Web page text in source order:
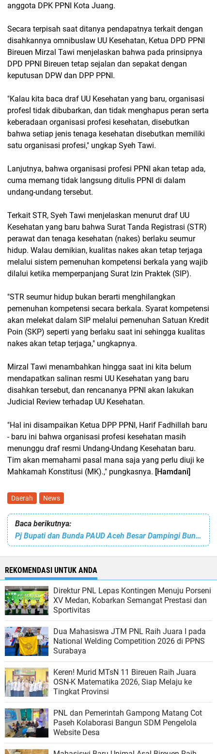
anggota DPK PPNI Kota Juang.
Secara terpisah saat ditanya pendapatnya terkait dengan
disahkannya omnibuslaw UU Kesehatan, Ketua DPD PPNI
Bireuen Mirzal Tawi menjelaskan bahwa pada prinsipnya
DPD PPNI Bireuen tetap sejalan dan sepakat dengan
keputusan DPW dan DPP PPNI.
"Kalau kita baca draf UU Kesehatan yang baru, organisasi
profesI tidak dibubarkan, dan tidak menghapus peran serta
keberadaan organisasi profesi kesehatan, disebutkan
bahwa setiap jenis tenaga kesehatan disebutkan memiliki
satu organisasi profesi," ungkap Syeh Tawi.
Lanjutnya, bahwa organisasi profesi PPNI akan tetap ada,
cuma memang tidak langsung ditulis PPNI di dalam
undang-undang tersebut.
Terkait STR, Syeh Tawi menjelaskan menurut draf UU
Kesehatan yang baru bahwa Surat Tanda Registrasi (STR)
perawat dan tenaga kesehatan (nakes) berlaku seumur
hidup. Walau demikian, kualitas nakes akan tetap terjaga
melalui sistem pemenuhan kompetensi berkala yang wajib
dilalui ketika memperpanjang Surat Izin Praktek (SIP).
"STR seumur hidup bukan berarti menghilangkan
pemenuhan kompetensi secara berkala. Syarat kompetensi
akan melekat dalam SIP melalui pemenuhan Satuan Kredit
Poin (SKP) seperti yang berlaku saat ini sehingga kualitas
nakes akan tetap terjaga," ungkapnya.
Mirzal Tawi menambahkan hingga saat ini kita belum
mendapatkan salinan resmi UU Kesehatan yang baru
disahkan tersebut, dan rencananya PPNI akan lakukan
Judicial Review terhadap UU Kesehatan.
"Hal ini disampaikan Ketua DPP PPNI, Harif Fadhillah baru
- baru ini bahwa organisasi profesi kesehatan masih
menunggu draf resmi Undang-Undang Kesehatan baru.
Tim akan memahami pasal mana saja yang perlu diuji ke
Mahkamah Konstitusi (MK).," pungkasnya. [Hamdani]
Daerah News
Baca berikutnya:
Pj Bupati dan Bunda PAUD Aceh Besar Dampingi Bunda PAUD Aceh Pantau Hari Pertama Masuk Sekolah
REKOMENDASI UNTUK ANDA
Direktur PNL Lepas Kontingen Menuju Porseni
XV Medan, Kobarkan Semangat Prestasi dan
Sportivitas
Dua Mahasiswa JTM PNL Raih Juara I pada
National Welding Competition 2026 di PPNS
Surabaya
Keren! Murid MTsN 11 Bireuen Raih Juara
OSN-K Matematika 2026, Siap Melaju ke
Tingkat Provinsi
PNL dan Pemerintah Gampong Matang Cot
Paseh Kolaborasi Bangun SDM Pengelola
Website Desa